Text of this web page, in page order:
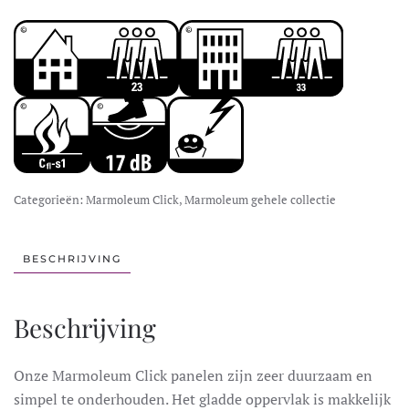
Categorieën: Marmoleum Click,Marmoleum gehele collectie
BESCHRIJVING
Beschrijving
Onze Marmoleum Click panelen zijn zeer duurzaam en
simpel te onderhouden. Het gladde oppervlak is makkelijk